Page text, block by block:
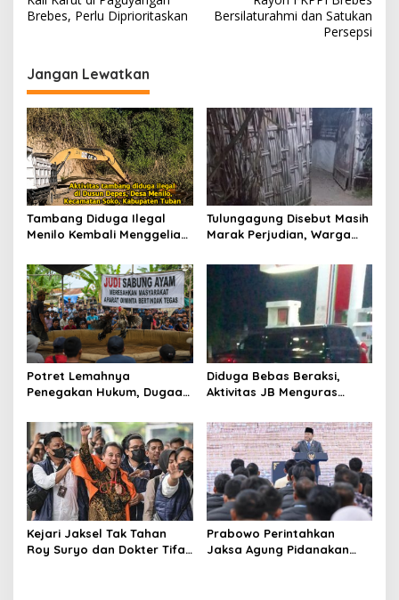
v
g
a
s
i
p
o
s
Brebes, Perlu Diprioritaskan
Bersilaturahmi dan Satukan
Persepsi
Jangan Lewatkan
Tambang Diduga Ilegal
Menilo Kembali Menggeliat,
Soroti Dugaan Pembiaran
Tulungagung Disebut Masih
Marak Perjudian, Warga
hingga Usut Dugaan Beking
Potret Lemahnya
Penegakan Hukum, Dugaan
Tulungagung Tuai Sorotan
Diduga Bebas Beraksi,
Aktivitas JB Menguras
Bojonegoro Jadi Sorotan
Warga
Kejari Jaksel Tak Tahan
Roy Suryo dan Dokter Tifa,
Prabowo Perintahkan
Jaksa Agung Pidanakan